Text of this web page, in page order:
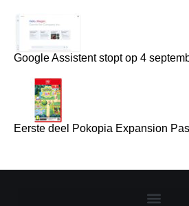
Google Assistent stopt op 4
Eerste deel Pokopia Expansion